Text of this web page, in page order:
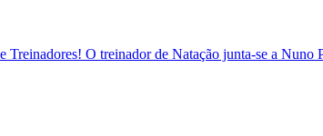
Treinadores! O treinador de Natação junta-se a